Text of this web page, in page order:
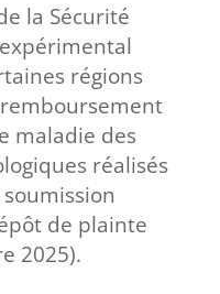
la Sécurité
régions
remboursement
maladie des
réalisés
de plainte
2025).